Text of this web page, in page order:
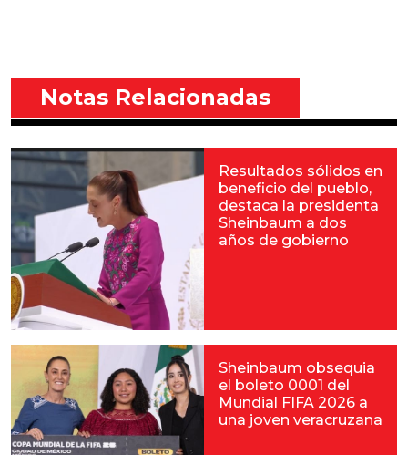
Notas Relacionadas
Resultados sólidos en
beneficio del pueblo,
destaca la presidenta
Sheinbaum a dos
años de gobierno
Sheinbaum obsequia
el boleto 0001 del
Mundial FIFA 2026 a
una joven veracruzana